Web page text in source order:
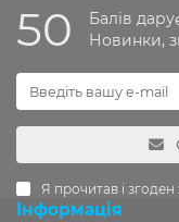
50
Балів
Новинки,
Я прочитав і
Інформація